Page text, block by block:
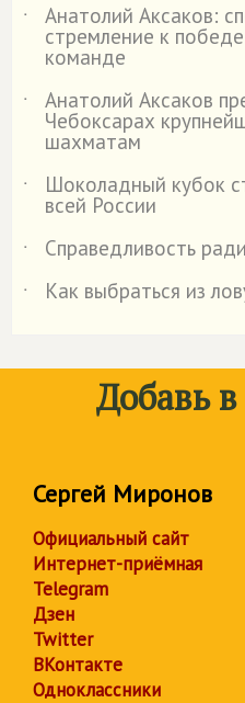
˙ Анатолий Аксаков:
стремление к
команде
˙
Анатолий Аксаков
Чебоксарах
шахматам
˙
Шоколадный кубок
всей России
˙
Справедливость
˙
Как выбраться из
Добавь
Сергей Миронов
Официальный сайт
Интернет-приёмная
Telegram
Дзен
Twitter
ВКонтакте
Одноклассники